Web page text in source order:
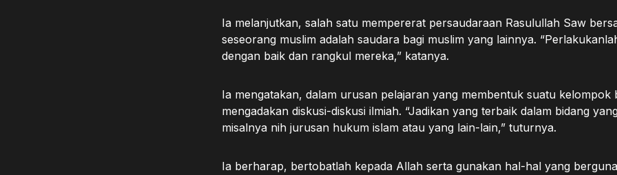
Ia melanjutkan, salah satu mempererat persaudaraan Rasulullah Saw
seseorang muslim adalah saudara bagi muslim yang lainnya.
dengan baik dan rangkul mereka,” katanya.
Ia mengatakan, dalam urusan pelajaran yang membentuk suatu kelompok
mengadakan diskusi-diskusi ilmiah. “Jadikan yang terbaik dalam bidang
misalnya nih jurusan hukum islam atau yang lain-lain,” tuturnya.
Ia berharap, bertobatlah kepada Allah serta gunakan hal-hal yang